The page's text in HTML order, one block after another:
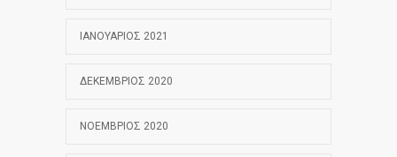
ΙΑΝΟΥΆΡΙΟΣ 2021
ΔΕΚΈΜΒΡΙΟΣ 2020
ΝΟΈΜΒΡΙΟΣ 2020